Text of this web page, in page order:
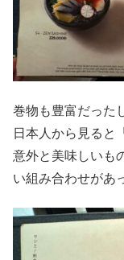
巻物も豊富だった
日本人から見ると
意外と美味しいも
い組み合わせがあ